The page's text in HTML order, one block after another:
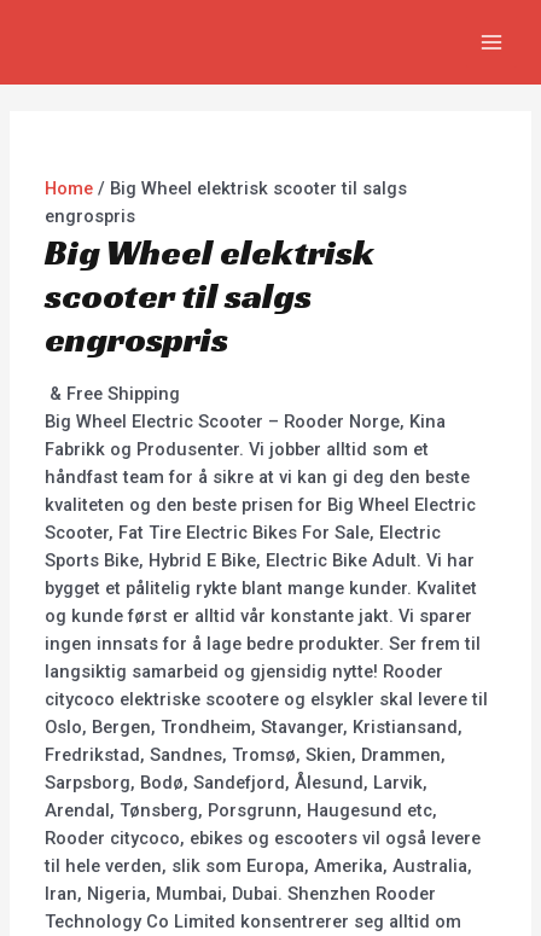
Home / Big Wheel elektrisk scooter til salgs
engrospris
Big Wheel elektrisk
scooter til salgs
engrospris
& Free Shipping
Big Wheel Electric Scooter – Rooder Norge, Kina
Fabrikk og Produsenter. Vi jobber alltid som et
håndfast team for å sikre at vi kan gi deg den beste
kvaliteten og den beste prisen for Big Wheel Electric
Scooter, Fat Tire Electric Bikes For Sale, Electric
Sports Bike, Hybrid E Bike, Electric Bike Adult. Vi har
bygget et pålitelig rykte blant mange kunder. Kvalitet
og kunde først er alltid vår konstante jakt. Vi sparer
ingen innsats for å lage bedre produkter. Ser frem til
langsiktig samarbeid og gjensidig nytte! Rooder
citycoco elektriske scootere og elsykler skal levere til
Oslo, Bergen, Trondheim, Stavanger, Kristiansand,
Fredrikstad, Sandnes, Tromsø, Skien, Drammen,
Sarpsborg, Bodø, Sandefjord, Ålesund, Larvik,
Arendal, Tønsberg, Porsgrunn, Haugesund etc,
Rooder citycoco, ebikes og escooters vil også levere
til hele verden, slik som Europa, Amerika, Australia,
Iran, Nigeria, Mumbai, Dubai. Shenzhen Rooder
Technology Co Limited konsentrerer seg alltid om